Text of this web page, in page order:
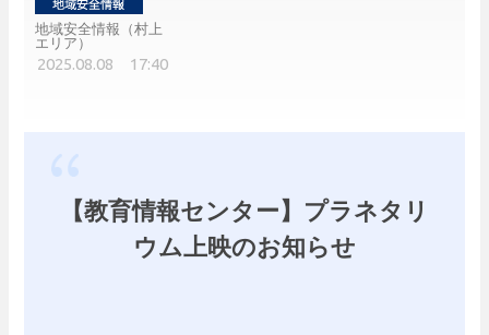
地域安全情報（村上
エリア）
2025.08.08 17:40
【教育情報センター】プラネタリ
ウム上映のお知らせ